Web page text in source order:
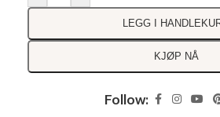
LEGG I
KJØP NÅ
Follow: